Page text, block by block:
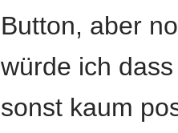
Button, aber
würde ich
sonst kaum